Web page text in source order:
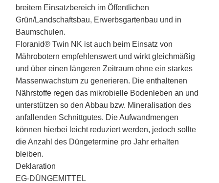
breitem Einsatzbereich im Öffentlichen
Grün/Landschaftsbau, Erwerbsgartenbau und in
Baumschulen.
Floranid® Twin NK ist auch beim Einsatz von
Mährobotern empfehlenswert und wirkt gleichmäßig
und über einen längeren Zeitraum ohne ein starkes
Massenwachstum zu generieren. Die enthaltenen
Nährstoffe regen das mikrobielle Bodenleben an und
unterstützen so den Abbau bzw. Mineralisation des
anfallenden Schnittgutes. Die Aufwandmengen
können hierbei leicht reduziert werden, jedoch sollte
die Anzahl des Düngetermine pro Jahr erhalten
bleiben.
Deklaration
EG-DÜNGEMITTEL